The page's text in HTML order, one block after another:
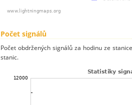
Počet signálů
Počet obdržených signálů za hodinu ze
stanic.